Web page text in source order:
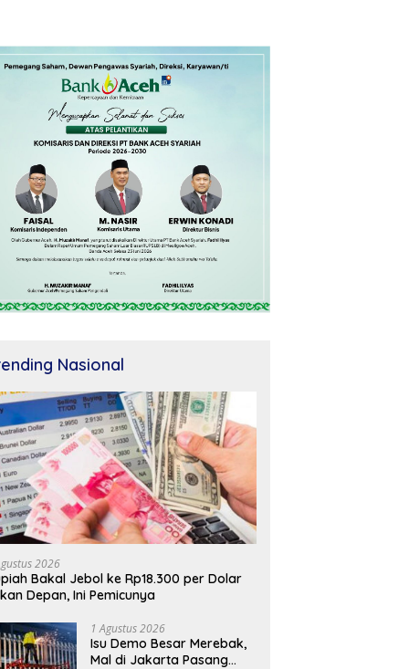
Nasional
2026
Bakal Jebol ke Rp18.300 per Dolar
Depan, Ini Pemicunya
1 Agustus 2026
Isu Demo Besar Merebak,
Mal di Jakarta Pasang